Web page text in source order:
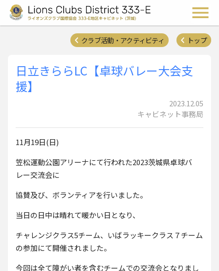
ライオンズクラ
トップ
クラブ活動・アクティビティ
日立きららLC【卓球バレー大会支
援】
2023.12.05
キャビネット事務局
11月19日(日)
笠松運動公園アリーナにて行われた2023茨城県卓球バ
レー交流会に
協賛及び、ボランティアを行いました。
当日の日中は晴れて暖かい日となり、
チャレンジクラス5チーム、いばラッキークラス７チーム
の参加にて開催されました。
今回は全て障がい者を含むチームでの交流会となりまし